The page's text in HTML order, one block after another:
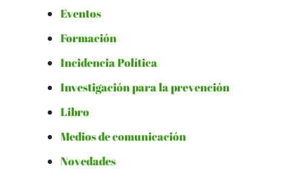
Eventos
Formación
Incidencia Política
Investigación para la prevención
Libro
Medios de comunicación
Novedades